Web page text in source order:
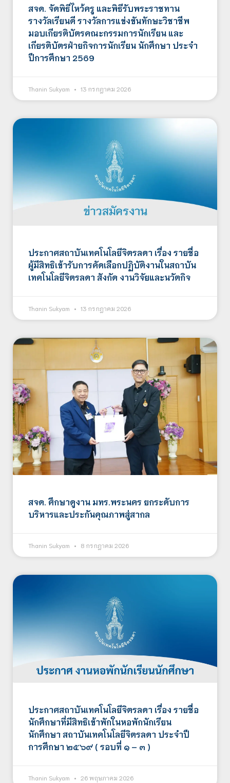
สจด. จัดพิธีไหว้ครู และพิธีรับพระราชทาน
รางวัลเรียนดี รางวัลการแข่งขันทักษะวิชาชีพ
มอบเกียรติบัตรคณะกรรมการนักเรียน และ
เกียรติบัตรฝ่ายกิจการนักเรียน นักศึกษา ประจำ
ปีการศึกษา 2569
Thanin Sukyam 13 กรกฎาคม 2026
ประกาศสถาบันเทคโนโลยีจิตรลดา เรื่อง รายชื่อ
ผู้มีสิทธิเข้ารับการคัดเลือกปฏิบัติงานในสถาบัน
เทคโนโลยีจิตรลดา สังกัด งานวิจัยและนวัตกิจ
Thanin Sukyam 13 กรกฎาคม 2026
สจด. ศึกษาดูงาน มทร.พระนคร ยกระดับการ
บริหารและประกันคุณภาพสู่สากล
Thanin Sukyam 8 กรกฎาคม 2026
ประกาศสถาบันเทคโนโลยีจิตรลดา เรื่อง รายชื่อ
นักศึกษาที่มีสิทธิเข้าพักในหอพักนักเรียน
นักศึกษา สถาบันเทคโนโลยีจิตรลดา ประจำปี
การศึกษา ๒๕๖๙ ( รอบที่ ๑ – ๓ )
Thanin Sukyam 26 พฤษภาคม 2026